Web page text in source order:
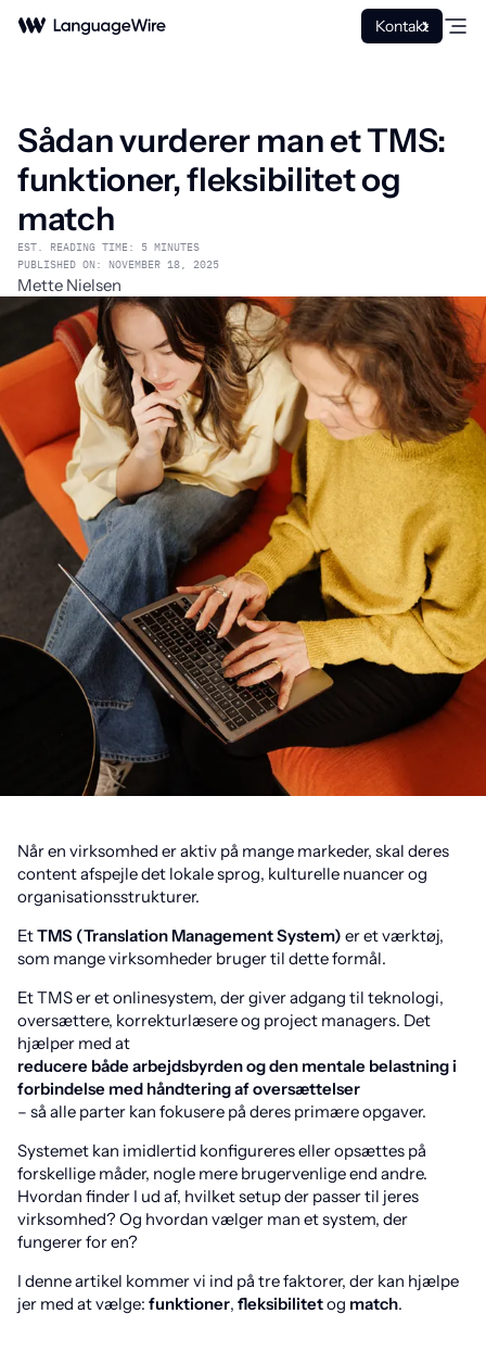
Kontakt
Sådan vurderer man et TMS:
funktioner, fleksibilitet og
match
EST. READING TIME: 5 MINUTES
PUBLISHED ON: NOVEMBER 18, 2025
Mette Nielsen
Når en virksomhed er aktiv på mange markeder, skal deres
content afspejle det lokale sprog, kulturelle nuancer og
organisationsstrukturer.
EtTMS (Translation Management System) er et værktøj,
som mange virksomheder bruger til dette formål.
Et TMS er et onlinesystem, der giver adgang til teknologi,
oversættere, korrekturlæsere og project managers. Det
hjælper med at
reducere både arbejdsbyrden og den mentale belastning i
forbindelse med håndtering af oversættelser
– så alle parter kan fokusere på deres primære opgaver.
Systemet kan imidlertid konfigureres eller opsættes på
forskellige måder, nogle mere brugervenlige end andre.
Hvordan finder I ud af, hvilket setup der passer til jeres
virksomhed? Og hvordan vælger man et system, der
fungerer for en?
I denne artikel kommer vi ind på tre faktorer, der kan hjælpe
jer med at vælge: funktioner, fleksibilitetog match.